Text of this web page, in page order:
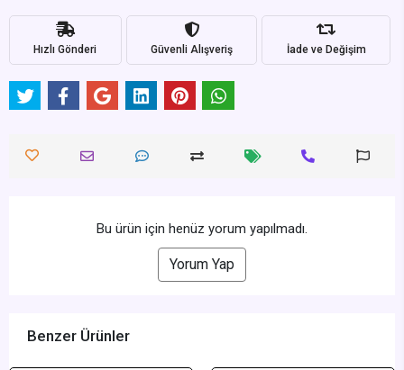
Hızlı Gönderi Güvenli Alışveriş İade ve Değişim
Bu ürün için henüz yorum yapılmadı.
Yorum Yap
Benzer Ürünler